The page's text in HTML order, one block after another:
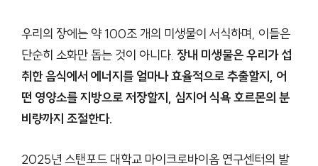
우리의 장에는 약 100조 개의 미생물이 서식하며, 이들은
단순히 소화만 돕는 것이 아니다. 장내 미생물은 우리가 섭
취한 음식에서 에너지를 얼마나 효율적으로 추출할지, 어
떤 영양소를 지방으로 저장할지, 심지어 식욕 호르몬의 분
비량까지 조절한다.
2025년 스탠포드 대학교 마이크로바이옴 연구센터의 발